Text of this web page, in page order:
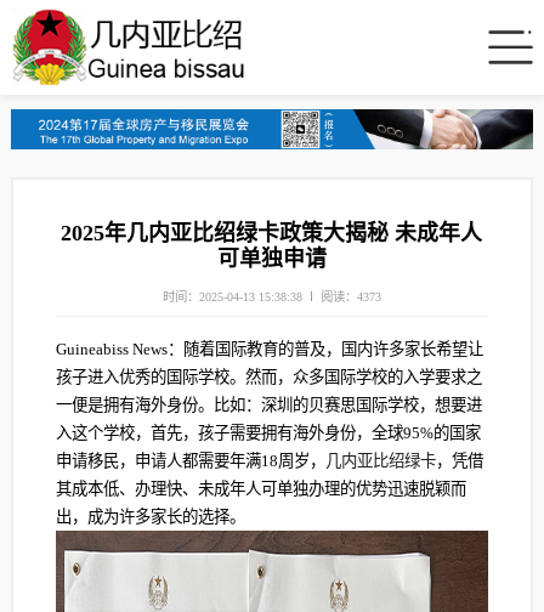
2025年几内亚比绍绿卡政策大揭秘 未成年人
可单独申请
时间：2025-04-13 15:38:38 阅读：4373
Guineabiss News：随着国际教育的普及，国内许多家长希望让
孩子进入优秀的国际学校。然而，众多国际学校的入学要求之
一便是拥有海外身份。比如：深圳的贝赛思国际学校，想要进
入这个学校，首先，孩子需要拥有海外身份，全球95%的国家
申请移民，申请人都需要年满18周岁，
几内亚比绍绿卡，凭借
其成本低、办理快、未成年人可单独办理的优势迅速脱颖而
出，成为许多家长的选择。